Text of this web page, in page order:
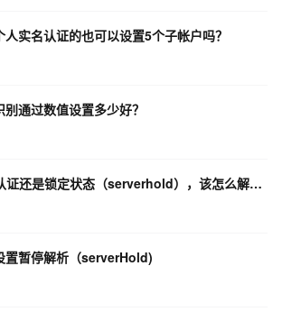
实名认证的也可以设置5个子帐户吗？
通过数值设置多少好？
域名DNS完成实名认证还是锁定状态（serverhold），该怎么解决？
置暂停解析（serverHold)